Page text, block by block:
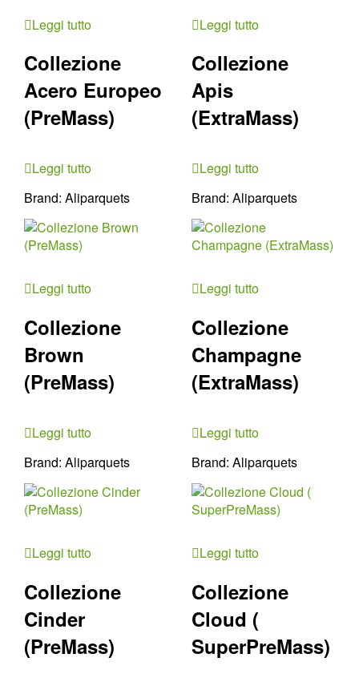
Leggi tutto
Collezione
Acero Europeo
(PreMass)
Leggi tutto
Brand: Aliparquets
Leggi tutto
Collezione
Apis
(ExtraMass)
Leggi tutto
Brand: Aliparquets
Leggi tutto
Collezione
Brown
(PreMass)
Leggi tutto
Brand: Aliparquets
Leggi tutto
Collezione
Champagne
(ExtraMass)
Leggi tutto
Brand: Aliparquets
Leggi tutto
Collezione
Cinder
(PreMass)
Leggi tutto
Collezione
Cloud (
SuperPreMass)